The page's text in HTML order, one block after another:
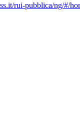
rui-pubblica/ng/#/